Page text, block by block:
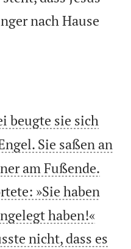
nach Hause
beugte sie sich
Sie saßen an
am Fußende.
»Sie haben
haben!«
nicht, dass es